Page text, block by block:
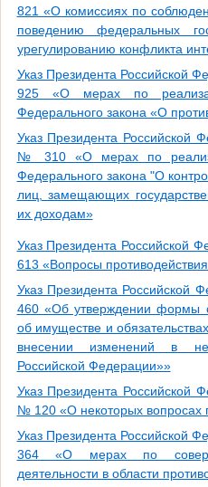
821 «О комиссиях по
поведению федеральных
урегулированию конфликта
Указ Президента Российской
925 «О мерах по
Федерального закона «О
Указ Президента Российской
№ 310 «О мерах по
Федерального закона "О
лиц, замещающих
их доходам»
Указ Президента Российской
613 «Вопросы
Указ Президента
460 «Об утверждении формы
об имуществе и
внесении изменений в
Российской Федерации»»
Указ Президента Российской
№ 120 «О некоторых вопросах
Указ Президента Российской
364 «О мерах по
деятельности в области